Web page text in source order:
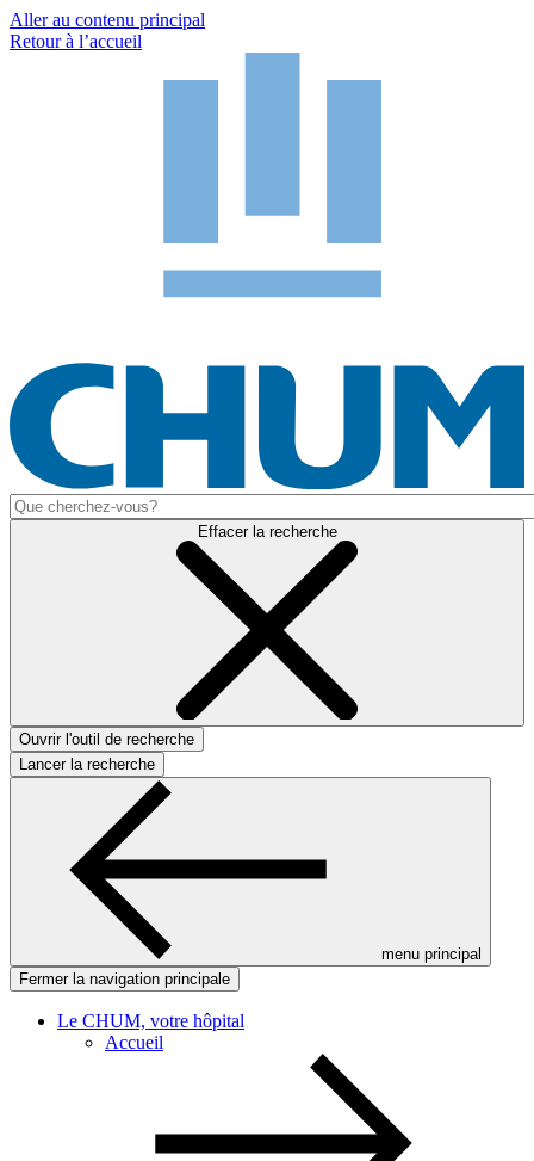
Aller au contenu principal
Retour à l’accueil
Effacer la recherche
Ouvrir l'outil de recherche
Lancer la recherche
menu principal
Fermer la navigation principale
Le CHUM, votre hôpital
Accueil